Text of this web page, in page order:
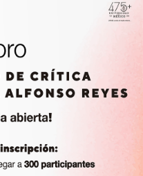
reptil, dejan ver, uno
[…]